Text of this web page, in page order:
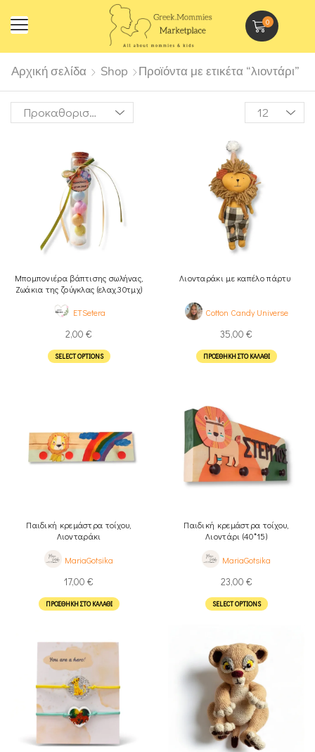
0
Αρχική σελίδα Shop Προϊόντα με ετικέτα “λιοντάρι”
Μπομπονιέρα βάπτισης σωλήνας,
Zωάκια της ζούγκλας (ελαχ.30τμχ)
ETSetera
2,00 €
SELECT OPTIONS
Λιονταράκι με καπέλο πάρτυ
Cotton Candy Universe
35,00 €
ΠΡΟΣΘΉΚΗ ΣΤΟ ΚΑΛΆΘΙ
Παιδική κρεμάστρα τοίχου,
Λιονταράκι
MariaGotsika
17,00 €
ΠΡΟΣΘΉΚΗ ΣΤΟ ΚΑΛΆΘΙ
Παιδική κρεμάστρα τοίχου,
Λιοντάρι (40*15)
MariaGotsika
23,00 €
SELECT OPTIONS